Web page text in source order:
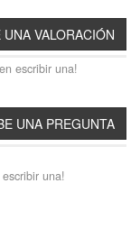
escribir una!
una!